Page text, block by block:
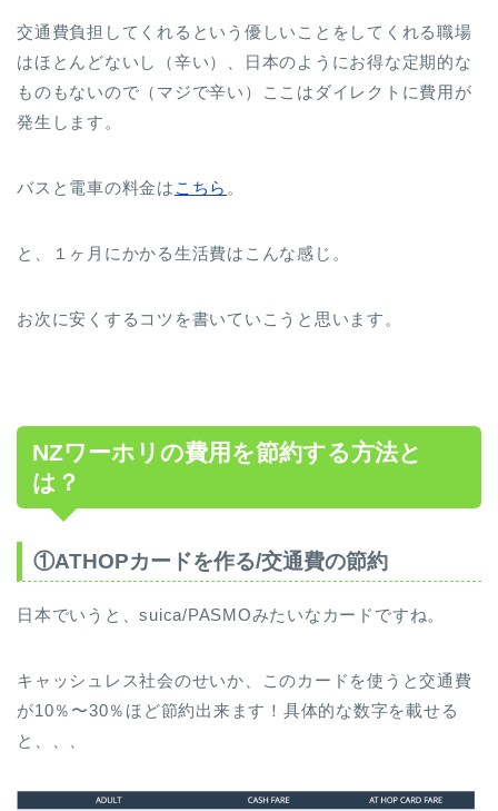
交通費負担してくれるという優しいことをしてくれる職場
はほとんどないし（辛い）、日本のようにお得な定期的な
ものもないので（マジで辛い）ここはダイレクトに費用が
発生します。
バスと電車の料金は こちら 。
と、１ヶ月にかかる生活費はこんな感じ。
お次に安くするコツを書いていこうと思います。
NZワーホリの費用を節約する方法と
は？
①ATHOPカードを作る/交通費の節約
日本でいうと、suica/PASMOみたいなカードですね。
キャッシュレス社会のせいか、このカードを使うと交通費
が10％〜30％ほど節約出来ます！具体的な数字を載せる
と、、、